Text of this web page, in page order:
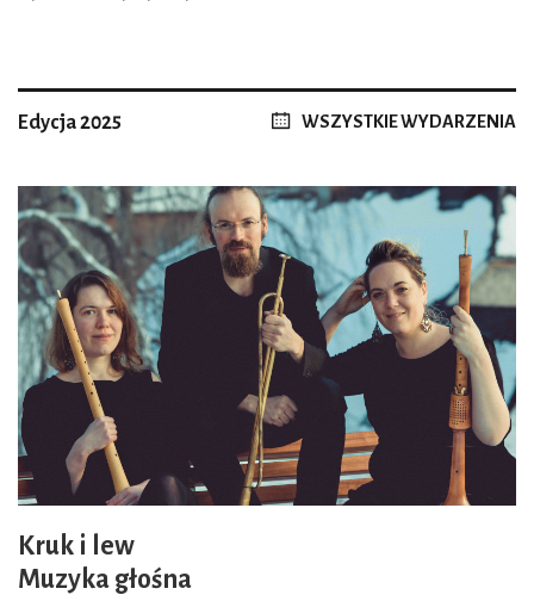
Edycja 2025 WSZYSTKIE WYDARZENIA
Kruk i lew
Muzyka głośna